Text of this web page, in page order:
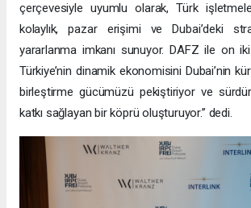
çerçevesiyle uyumlu olarak, Türk
kolaylık, pazar erişimi ve Dubai’deki
yararlanma imkanı sunuyor. DAFZ ile on iki
Türkiye’nin dinamik ekonomisini Dubai’nin
birleştirme gücümüzü pekiştiriyor ve
katkı sağlayan bir köprü oluşturuyor.” dedi.